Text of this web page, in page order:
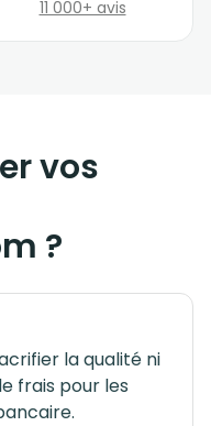
11 000+ avis
vos
?
la qualité ni
frais pour les